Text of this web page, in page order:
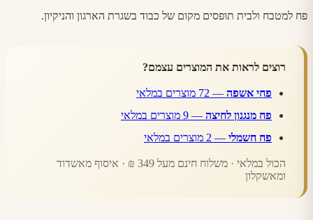
פח למטבח ולבית תופסים מקום של כבוד בשגרת הארגון והניקיון.
רוצים לראות את המוצרים עצמם?
פחי אשפה — 72 מוצרים במלאי
פח מנגנון לחיצה — 9 מוצרים במלאי
פח חשמלי — 2 מוצרים במלאי
הכול במלאי · משלוח חינם מעל 349 ₪ · איסוף מאשדוד
ומאשקלון